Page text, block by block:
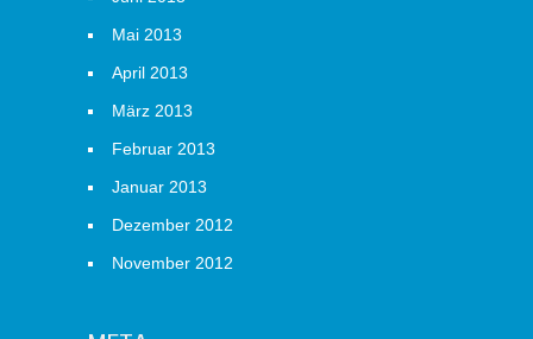
Mai 2013
April 2013
März 2013
Februar 2013
Januar 2013
Dezember 2012
November 2012